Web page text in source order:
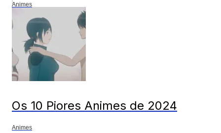
Animes
Os 10 Piores Animes de 2024
Animes